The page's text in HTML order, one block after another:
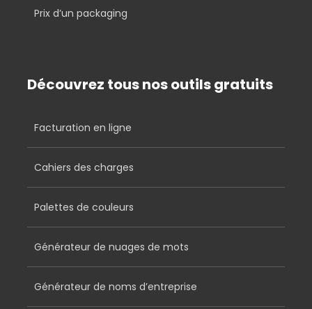
Prix d’un packaging
Découvrez tous nos outils gratuits
Facturation en ligne
Cahiers des charges
Palettes de couleurs
Générateur de nuages de mots
Générateur de noms d’entreprise